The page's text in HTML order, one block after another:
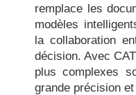
remplace les
modèles
la collaboration
décision. Avec
plus complexes
grande précision